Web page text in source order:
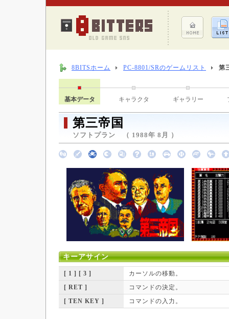
8BITSホーム PC-8801/SRのゲームリスト 第
基本データ キャラクタ ギャラリー
第三帝国
ソフトプラン （ 1988年 8月 ）
キーアサイン
[ 1 ] [ 3 ]
カーソルの移動。
[ RET ]
コマンドの決定。
[ TEN KEY ]
コマンドの入力。